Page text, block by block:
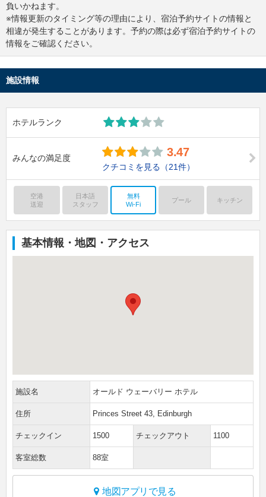
負いかねます。
※情報更新のタイミング等の理由により、宿泊予約サイトの情報と
相違が発生することがあります。予約の際は必ず宿泊予約サイトの
情報をご確認ください。
施設情報
ホテルランク
みんなの満足度 3.47
クチコミを見る （21件）
空港
送迎
日本語
スタッフ
無料
Wi-Fi
プール キッチン
基本情報・地図・アクセス
施設名 オールド ウェーバリー ホテル
住所 Princes Street 43, Edinburgh
チェックイン 1500 チェックアウト 1100
客室総数 88室
地図アプリで見る